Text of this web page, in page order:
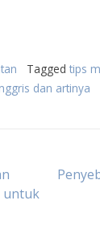
Tagged tips
dan artinya
untuk